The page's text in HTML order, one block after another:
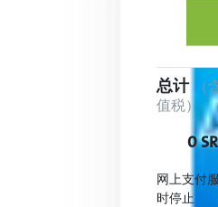
总计
（
值税）
0 SR
网上支付
时停止